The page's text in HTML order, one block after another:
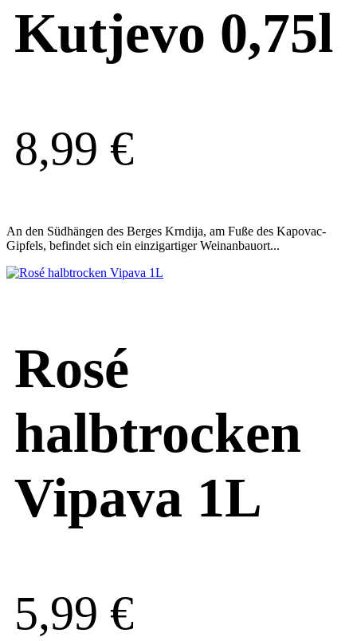
Kutjevo 0,75l
8,99 €
An den Südhängen des Berges Krndija, am Fuße des Kapovac-
Gipfels, befindet sich ein einzigartiger Weinanbauort...
Rosé
halbtrocken
Vipava 1L
5,99 €